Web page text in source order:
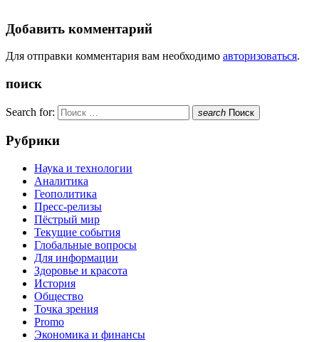
Добавить комментарий
Для отправки комментария вам необходимо авторизоваться.
поиск
Search for: search Поиск
Рубрики
Наука и технологии
Аналитика
Геополитика
Пресс-релизы
Пёстрый мир
Текущие события
Глобальные вопросы
Для информации
Здоровье и красота
История
Общество
Точка зрения
Promo
Экономика и финансы